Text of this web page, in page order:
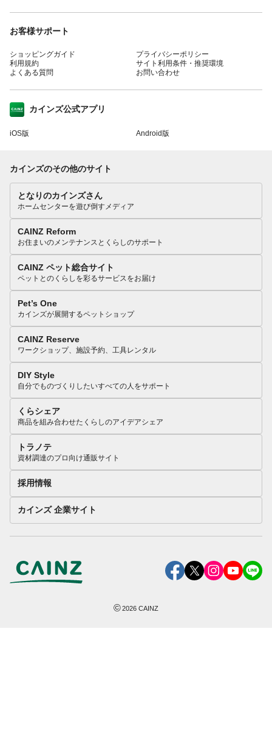
お客様サポート
ショッピングガイド
利用規約
よくある質問
プライバシーポリシー
サイト利用条件・推奨環境
お問い合わせ
カインズ公式アプリ
iOS版 Android版
カインズのその他のサイト
となりのカインズさん
ホームセンターを遊び倒すメディア
CAINZ Reform
お住まいのメンテナンスとくらしのサポート
CAINZ ペット総合サイト
ペットとのくらしを彩るサービスをお届け
Pet’s One
カインズが展開するペットショップ
CAINZ Reserve
ワークショップ、施設予約、工具レンタル
DIY Style
自分でものづくりしたいすべての人をサポート
くらシェア
商品を組み合わせたくらしのアイデアシェア
トラノテ
資材調達のプロ向け通販サイト
採用情報
カインズ 企業サイト
©2026 CAINZ